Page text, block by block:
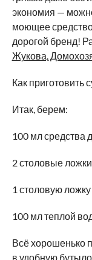
экономия —
моющее
дорогой бренд!
Жукова,
Как приготовить
Итак, берем:
100 мл средства
2 столовые
1 столовую
100 мл теплой
Всё хорошенько
в удобную